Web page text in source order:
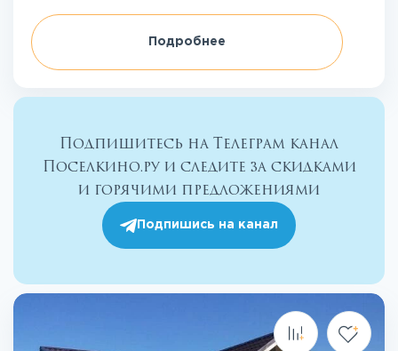
Подробнее
Подпишитесь на Телеграм канал
Поселкино.ру и следите за скидками
и горячими предложениями
Подпишись на канал